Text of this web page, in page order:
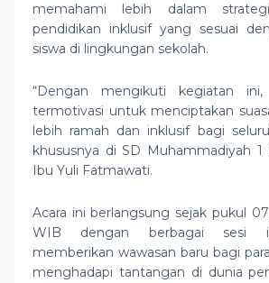
memahami lebih dalam
pendidikan inklusif yang sesuai
siswa di lingkungan sekolah.
“Dengan mengikuti kegiatan
termotivasi untuk menciptakan
lebih ramah dan inklusif bagi
khususnya di SD Muhammadiyah 1
Ibu Yuli Fatmawati.
Acara ini berlangsung sejak pukul
WIB dengan berbagai sesi
memberikan wawasan baru bagi
menghadapi tantangan di dunia